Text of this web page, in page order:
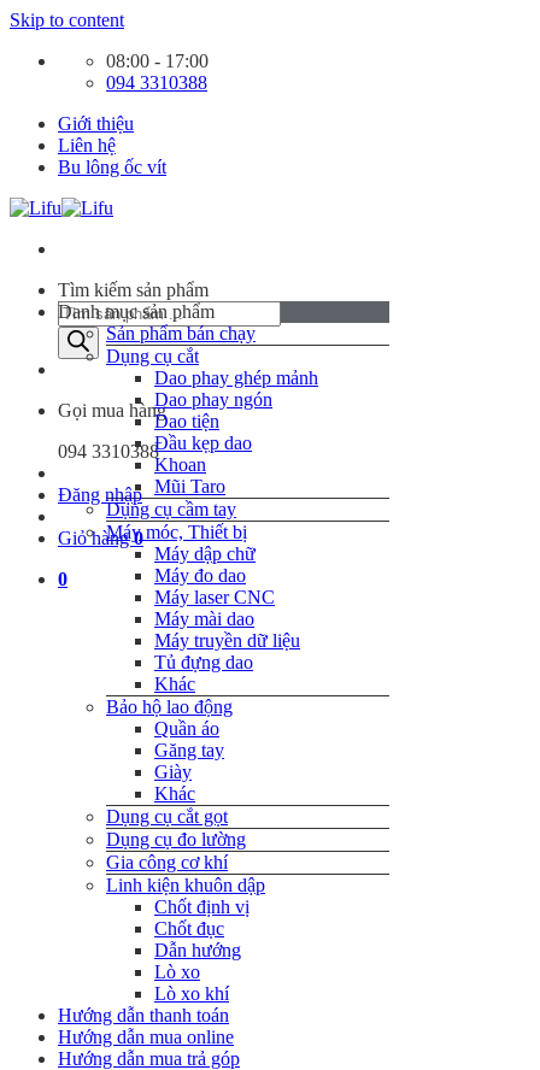
Skip to content
08:00 - 17:00
094 3310388
Giới thiệu
Liên hệ
Bu lông ốc vít
Tìm kiếm sản phẩm
Gọi mua hàng
094 3310388
Đăng nhập
Giỏ hàng0
0
Danh mục sản phẩm
Sản phẩm bán chạy
Dụng cụ cắt
Dao phay ghép mảnh
Dao phay ngón
Dao tiện
Đầu kẹp dao
Khoan
Mũi Taro
Dụng cụ cầm tay
Máy móc, Thiết bị
Máy dập chữ
Máy đo dao
Máy laser CNC
Máy mài dao
Máy truyền dữ liệu
Tủ đựng dao
Khác
Bảo hộ lao động
Quần áo
Găng tay
Giày
Khác
Dụng cụ cắt gọt
Dụng cụ đo lường
Gia công cơ khí
Linh kiện khuôn dập
Chốt định vị
Chốt đục
Dẫn hướng
Lò xo
Lò xo khí
Hướng dẫn thanh toán
Hướng dẫn mua online
Hướng dẫn mua trả góp